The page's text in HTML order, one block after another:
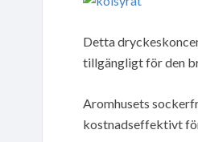
Detta
tillgängligt för den
Aromhusets
kostnadseffektivt